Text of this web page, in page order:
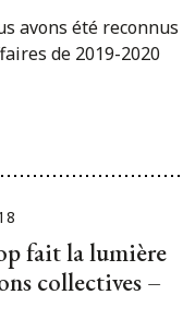
avons été reconnus
de 2019-2020
fait la lumière
collectives –